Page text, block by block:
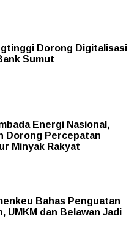
Dorong Digitalisasi
Sumut
Energi Nasional,
Dorong Percepatan
Minyak Rakyat
Bahas Penguatan
UMKM dan Belawan Jadi